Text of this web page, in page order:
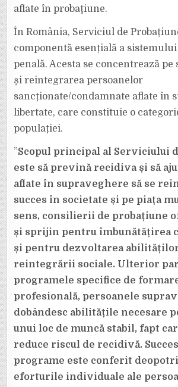
aflate în probaţiune.
În România, Serviciul de
componentă esențială a
penală. Acesta se concentrează
și reintegrarea persoanelor
sancționate/condamnate aflate în
libertate, care constituie o
populației.
”Scopul principal al Serviciului
este să prevină recidiva și să
aflate în supraveghere să se
succes în societate și pe piața
sens, consilierii de probațiune
și sprijin pentru îmbunătățirea
și pentru dezvoltarea
reintegrării sociale. Ulterior
programele specifice de
profesională, persoanele
dobândesc abilitățile necesare
unui loc de muncă stabil, fapt
reduce riscul de recidivă.
programe este conferit
eforturile individuale ale